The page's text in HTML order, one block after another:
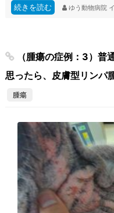
続きを読む ゆう動物病院
（腫瘍の症例：3）普
思ったら、皮膚型リンパ
腫瘍